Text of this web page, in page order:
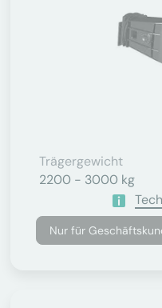
Trägergewicht
2200 - 3000 kg
Nur für